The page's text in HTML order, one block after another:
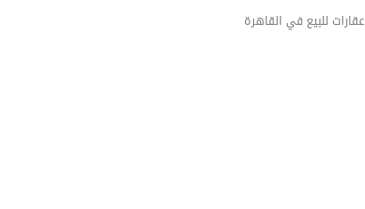
عقارات للبيع في القاهرة